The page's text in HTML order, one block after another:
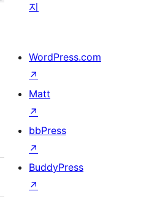
지
WordPress.com
↗
Matt
↗
bbPress
↗
BuddyPress
↗